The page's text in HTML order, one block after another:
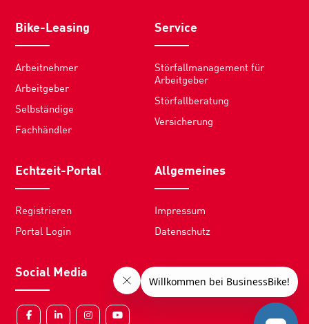
Bike-Leasing
Arbeitnehmer
Arbeitgeber
Selbständige
Fachhändler
Service
Störfallmanagement für
Arbeitgeber
Störfallberatung
Versicherung
Echtzeit-Portal
Registrieren
Portal Login
Allgemeines
Impressum
Datenschutz
Social Media